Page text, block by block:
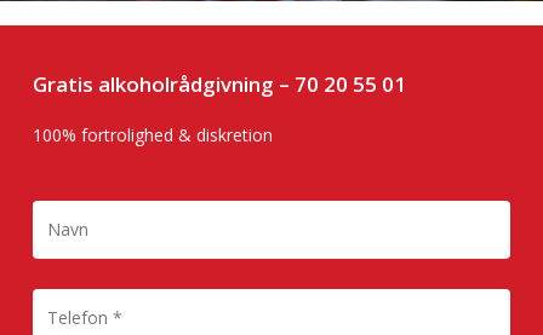
Gratis alkoholrådgivning – 70 20 55 01
100% fortrolighed & diskretion